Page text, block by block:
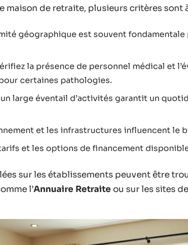
maison de retraite, plusieurs critères sont
géographique est souvent
la présence de personnel médical et
certaines pathologies.
un large éventail d’activités garantit un
et les infrastructures influencent le
et les options de financement
sur les établissements peuvent être
l’Annuaire Retraite ou sur les sites